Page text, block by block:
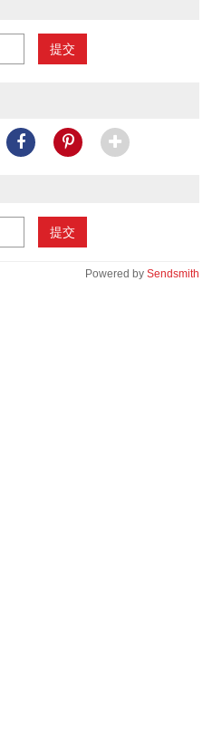
提交
提交
Powered by Sendsmith